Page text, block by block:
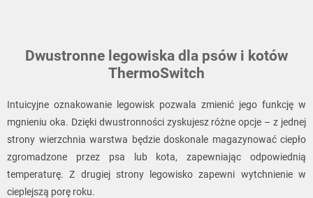
Dwustronne legowiska dla psów i kotów
ThermoSwitch
Intuicyjne oznakowanie legowisk pozwala zmienić jego funkcję w
mgnieniu oka. Dzięki dwustronności zyskujesz różne opcje – z jednej
strony wierzchnia warstwa będzie doskonale magazynować ciepło
zgromadzone przez psa lub kota, zapewniając odpowiednią
temperaturę. Z drugiej strony legowisko zapewni wytchnienie w
cieplejszą porę roku.